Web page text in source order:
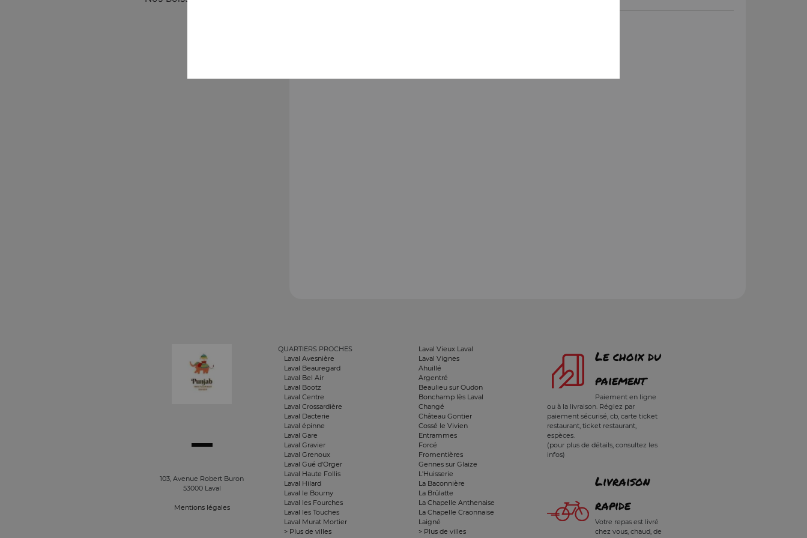
103, Avenue Robert Buron
53000 Laval
Mentions légales
QUARTIERS PROCHES
Laval Avesnière
Laval Beauregard
Laval Bel Air
Laval Bootz
Laval Centre
Laval Crossardière
Laval Dacterie
Laval épinne
Laval Gare
Laval Gravier
Laval Grenoux
Laval Gué d'Orger
Laval Haute Follis
Laval Hilard
Laval le Bourny
Laval les Fourches
Laval les Touches
Laval Murat Mortier
> Plus de villes
Laval Vieux Laval
Laval Vignes
Ahuillé
Argentré
Beaulieu sur Oudon
Bonchamp lès Laval
Changé
Château Gontier
Cossé le Vivien
Entrammes
Forcé
Fromentières
Gennes sur Glaize
L'Huisserie
La Baconnière
La Brûlatte
La Chapelle Anthenaise
La Chapelle Craonnaise
Laigné
> Plus de villes
Le choix du
paiement
Paiement en ligne
ou à la livraison. Réglez par
paiement sécurisé, cb, carte ticket
restaurant, ticket restaurant,
espèces.
(pour plus de détails, consultez les
infos)
Livraison
rapide
Votre repas est livré
chez vous, chaud, de